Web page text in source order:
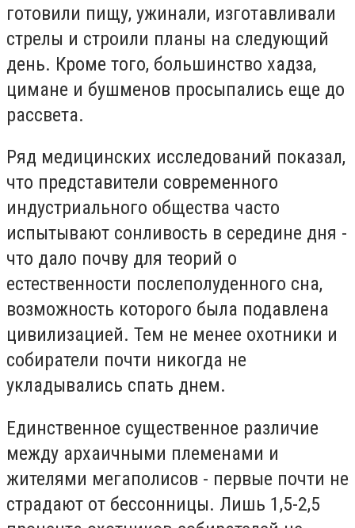
готовили пищу, ужинали, изготавливали
стрелы и строили планы на следующий
день. Кроме того, большинство хадза,
цимане и бушменов просыпались еще до
рассвета.
Ряд медицинских исследований показал,
что представители современного
индустриального общества часто
испытывают сонливость в середине дня -
что дало почву для теорий о
естественности послеполуденного сна,
возможность которого была подавлена
цивилизацией. Тем не менее охотники и
собиратели почти никогда не
укладывались спать днем.
Единственное существенное различие
между архаичными племенами и
жителями мегаполисов - первые почти не
страдают от бессонницы. Лишь 1,5-2,5